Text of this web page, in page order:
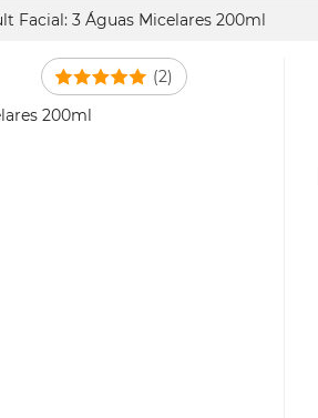
Facial: 3 Águas Micelares 200ml
(2)